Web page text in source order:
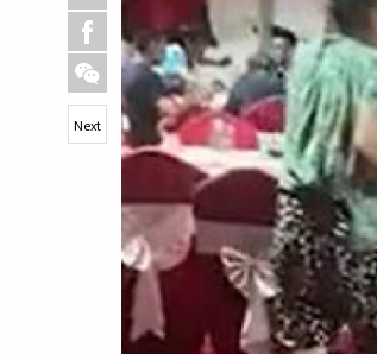
Next